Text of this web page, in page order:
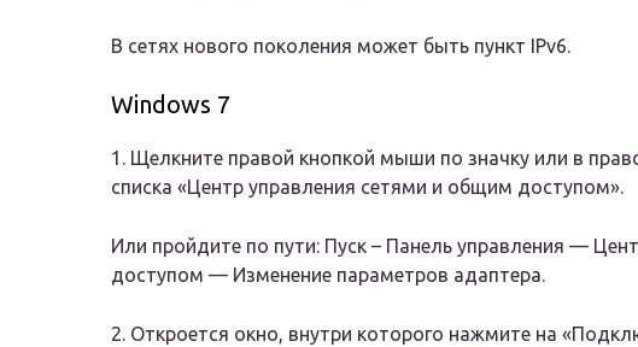
В сетях нового поколения может быть пункт IPv6.
Windows 7
1. Щелкните правой кнопкой мыши по значку или в
списка «Центр управления сетями и общим доступом».
Или пройдите по пути: Пуск – Панель управления —
доступом — Изменение параметров адаптера.
2. Откроется окно, внутри которого нажмите на